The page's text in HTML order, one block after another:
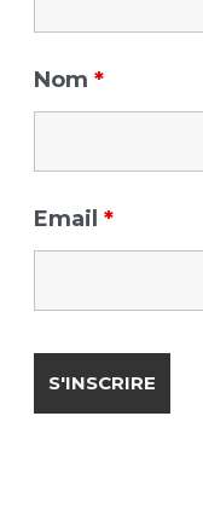
Nom*
Email*